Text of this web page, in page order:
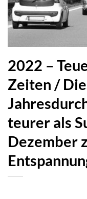
2022 –
Zeiten /
teurer als
Dezember